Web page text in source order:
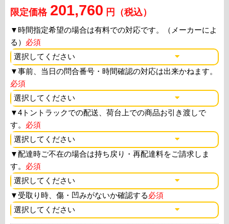
限定価格 201,760 円（税込）
▼時間指定希望の場合は有料での対応です。（メーカーによ
る） 必須
▼事前、当日の問合番号・時間確認の対応は出来かねます。
必須
▼4トントラックでの配送、荷台上での商品お引き渡しで
す。 必須
▼配達時ご不在の場合は持ち戻り・再配達料をご請求しま
す。 必須
▼ 受取り時、傷・凹みがないか確認する必須